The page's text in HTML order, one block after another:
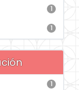
1
1
1